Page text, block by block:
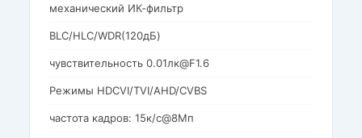
механический ИК-фильтр
BLC/HLC/WDR(120дБ)
чувствительность 0.01лк@F1.6
Режимы HDCVI/TVI/AHD/CVBS
частота кадров: 15к/с@8Мп